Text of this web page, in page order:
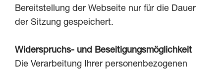
Bereitstellung der Webseite nur für die Dauer
der Sitzung gespeichert.
Widerspruchs- und Beseitigungsmöglichkeit
Die Verarbeitung Ihrer personenbezogenen